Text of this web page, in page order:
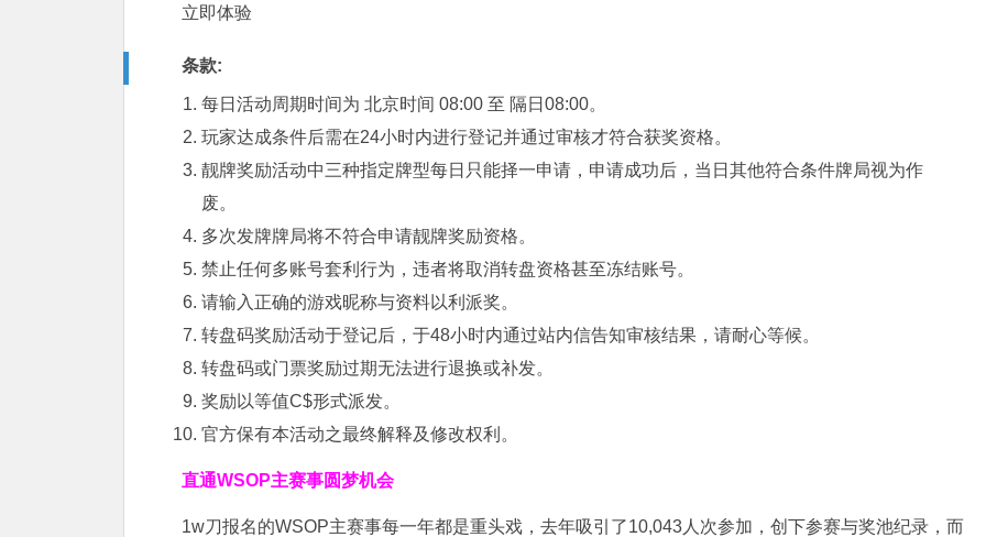
立即体验
条款:
每日活动周期时间为 北京时间 08:00 至 隔日08:00。
玩家达成条件后需在24小时内进行登记并通过审核才符合获奖资格。
靓牌奖励活动中三种指定牌型每日只能择一申请，申请成功后，当日其他符合条件牌局视为作
废。
多次发牌牌局将不符合申请靓牌奖励资格。
禁止任何多账号套利行为，违者将取消转盘资格甚至冻结账号。
请输入正确的游戏昵称与资料以利派奖。
转盘码奖励活动于登记后，于48小时内通过站内信告知审核结果，请耐心等候。
转盘码或门票奖励过期无法进行退换或补发。
奖励以等值C$形式派发。
官方保有本活动之最终解释及修改权利。
直通WSOP主赛事圆梦机会
1w刀报名的WSOP主赛事每一年都是重头戏，去年吸引了10,043人次参加，创下参赛与奖池纪录，而